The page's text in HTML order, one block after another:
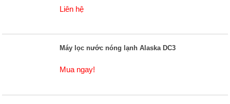
Liên hệ
Máy lọc nước nóng lạnh Alaska DC3
Mua ngay!